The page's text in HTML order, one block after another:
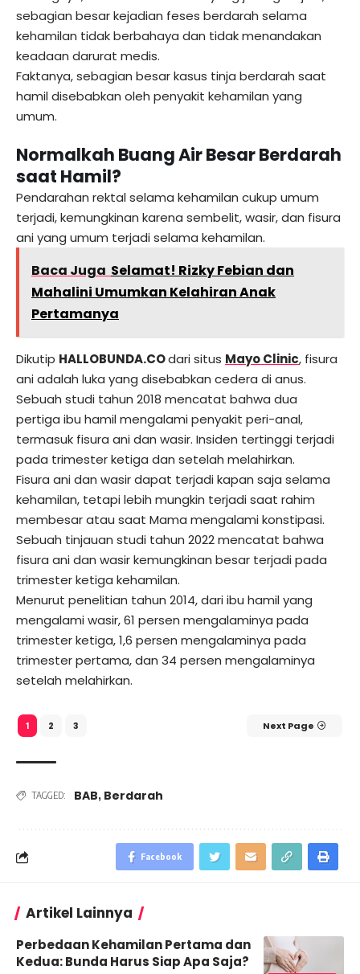
sebagian besar kejadian feses berdarah selama
kehamilan tidak berbahaya dan tidak menandakan
keadaan darurat medis.
Faktanya, sebagian besar kasus tinja berdarah saat
hamil disebabkan oleh penyakit kehamilan yang
umum.
Normalkah Buang Air Besar Berdarah
saat Hamil?
Pendarahan rektal selama kehamilan cukup umum
terjadi, kemungkinan karena sembelit, wasir, dan fisura
ani yang umum terjadi selama kehamilan.
Baca Juga Selamat! Rizky Febian dan
Mahalini Umumkan Kelahiran Anak
Pertamanya
Dikutip HALLOBUNDA.COdari situs Mayo Clinic, fisura
ani adalah luka yang disebabkan cedera di anus.
Sebuah studi tahun 2018 mencatat bahwa dua
pertiga ibu hamil mengalami penyakit peri-anal,
termasuk fisura ani dan wasir. Insiden tertinggi terjadi
pada trimester ketiga dan setelah melahirkan.
Fisura ani dan wasir dapat terjadi kapan saja selama
kehamilan, tetapi lebih mungkin terjadi saat rahim
membesar atau saat Mama mengalami konstipasi.
Sebuah tinjauan studi tahun 2022 mencatat bahwa
fisura ani dan wasir kemungkinan besar terjadi pada
trimester ketiga kehamilan.
Menurut penelitian tahun 2014, dari ibu hamil yang
mengalami wasir, 61 persen mengalaminya pada
trimester ketiga, 1,6 persen mengalaminya pada
trimester pertama, dan 34 persen mengalaminya
setelah melahirkan.
1 2 3 Next Page
TAGGED: BAB, Berdarah
Facebook
Artikel Lainnya
Perbedaan Kehamilan Pertama dan
Kedua: Bunda Harus Siap Apa Saja?